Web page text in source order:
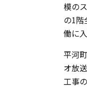
模の
の1階
働に
平河
オ放
工事